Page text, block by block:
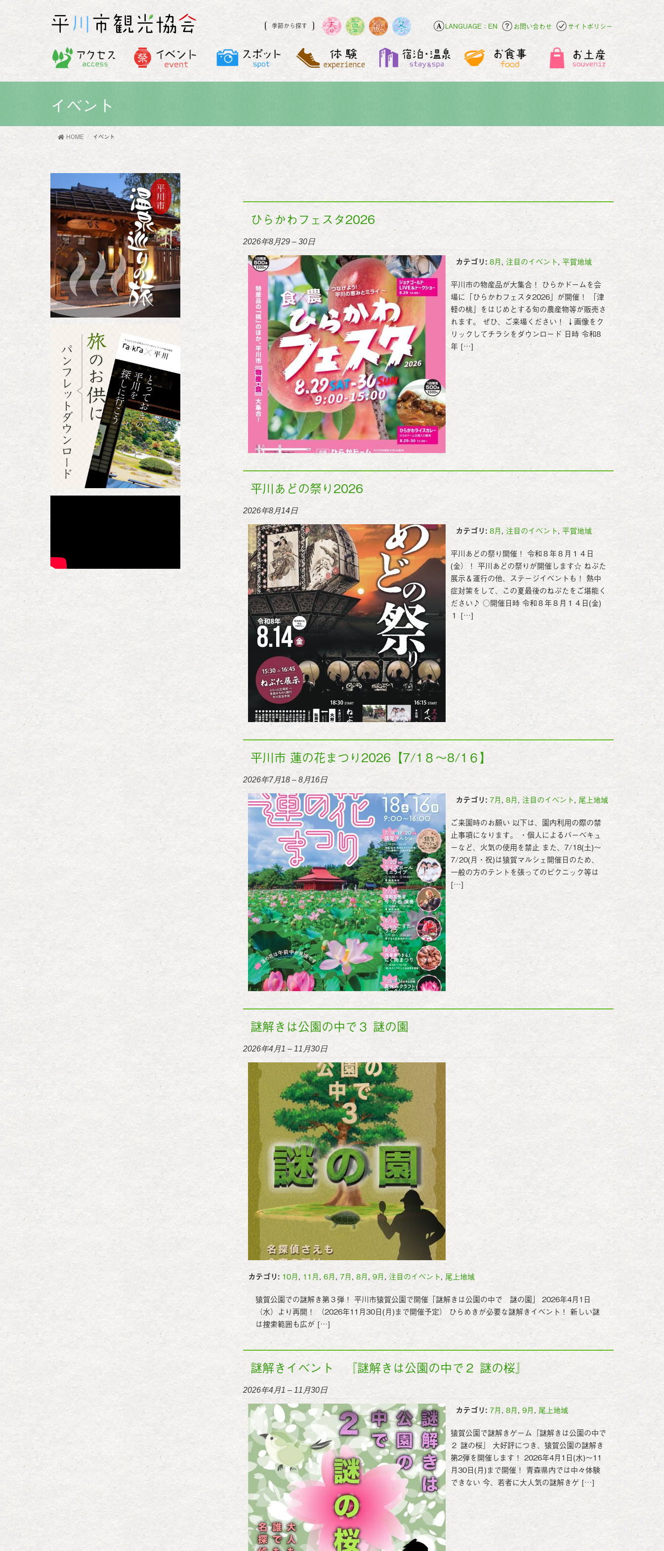
LANGUAGE：EN お問い合わせ サイトポリシー
季節から探す
イベント
HOME イベント
ひらかわフェスタ2026
2026年8月29 – 30日
カテゴリ: 8月, 注目のイベント, 平賀地域
平川市の物産品が大集合！ ひらかドームを会
場に「ひらかわフェスタ2026」が開催！ 「津
軽の桃」をはじめとする旬の農産物等が販売さ
れます。 ぜひ、ご来場ください！ ↓画像をク
リックしてチラシをダウンロード 日時 令和8
年 […]
平川あどの祭り2026
2026年8月14日
カテゴリ: 8月, 注目のイベント, 平賀地域
平川あどの祭り開催！ 令和８年８月１４日
(金）！ 平川あどの祭りが開催します☆ ねぷた
展示＆運行の他、ステージイベントも！ 熱中
症対策をして、この夏最後のねぷたをご堪能く
ださい♪ ○開催日時 令和８年８月１４日(金)
１ […]
平川市 蓮の花まつり2026【7/1８～8/1６】
2026年7月18 – 8月16日
カテゴリ: 7月, 8月, 注目のイベント, 尾上地域
ご来園時のお願い 以下は、園内利用の際の禁
止事項になります。 ・個人によるバーベキュ
ーなど、火気の使用を禁止 また、7/18(土)～
7/20(月・祝)は猿賀マルシェ開催日のため、
一般の方のテントを張ってのピクニック等は
[…]
謎解きは公園の中で３ 謎の園
2026年4月1 – 11月30日
カテゴリ: 10月, 11月, 6月, 7月, 8月, 9月, 注目のイベント, 尾上地域
猿賀公園での謎解き第３弾！ 平川市猿賀公園で開催「謎解きは公園の中で 謎の園」 2026年4月1日
（水）より再開！ （2026年11月30日(月)まで開催予定） ひらめきが必要な謎解きイベント！ 新しい謎
は捜索範囲も広が […]
謎解きイベント 『謎解きは公園の中で２ 謎の桜』
2026年4月1 – 11月30日
カテゴリ: 7月, 8月, 9月, 尾上地域
猿賀公園で謎解きゲーム『謎解きは公園の中で
２ 謎の桜』 大好評につき、猿賀公園の謎解き
第2弾を開催します！ 2026年4月1日(水)～11
月30日(月)まで開催！ 青森県内では中々体験
できない 今、若者に大人気の謎解きゲ […]